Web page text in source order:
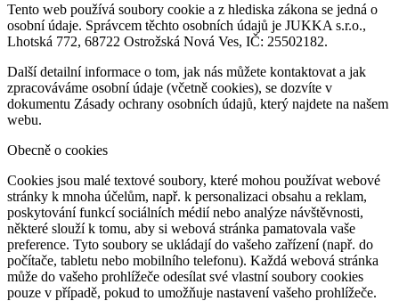
Tento web používá soubory cookie a z hlediska zákona se jedná o
osobní údaje. Správcem těchto osobních údajů je JUKKA s.r.o.,
Lhotská 772, 68722 Ostrožská Nová Ves, IČ: 25502182.
Další detailní informace o tom, jak nás můžete kontaktovat a jak
zpracováváme osobní údaje (včetně cookies), se dozvíte v
dokumentu Zásady ochrany osobních údajů, který najdete na našem
webu.
Obecně o cookies
Cookies jsou malé textové soubory, které mohou používat webové
stránky k mnoha účelům, např. k personalizaci obsahu a reklam,
poskytování funkcí sociálních médií nebo analýze návštěvnosti,
některé slouží k tomu, aby si webová stránka pamatovala vaše
preference. Tyto soubory se ukládají do vašeho zařízení (např. do
počítače, tabletu nebo mobilního telefonu). Každá webová stránka
může do vašeho prohlížeče odesílat své vlastní soubory cookies
pouze v případě, pokud to umožňuje nastavení vašeho prohlížeče.